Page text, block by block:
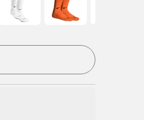
som medlem